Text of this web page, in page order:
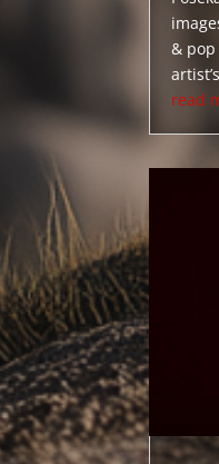
&
read